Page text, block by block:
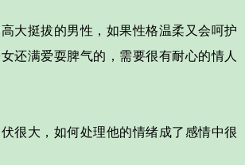
挺拔的男性，如果性格温柔又会呵护
还满爱耍脾气的，需要很有耐心的情人
大，如何处理他的情绪成了感情中很